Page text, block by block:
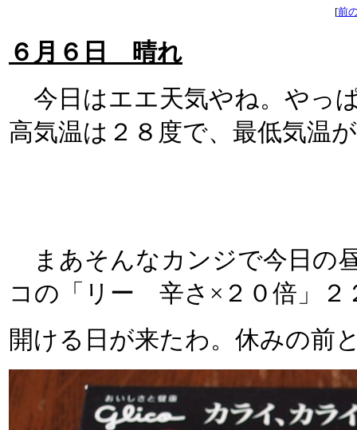
[前
６月６日 晴れ
今日はエエ天気やね。やっ
高気温は２８度で、最低気温
まあそんなカンジで今日の
コの「リー 辛さ×２０倍」
開ける日が来たわ。休みの前